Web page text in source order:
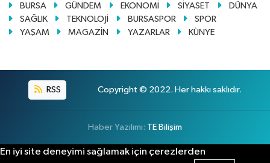
BURSA GÜNDEM EKONOMİ SİYASET
DÜNYA
SAĞLIK
TEKNOLOJİ BURSASPOR
SPOR
YAŞAM
MAGAZİN YAZARLAR KÜNYE
RSS Copyright © 2022. Her hakkı saklıdır.
Haber Yazılımı: TE Bilişim
En iyi site deneyimi sağlamak için çerezlerden